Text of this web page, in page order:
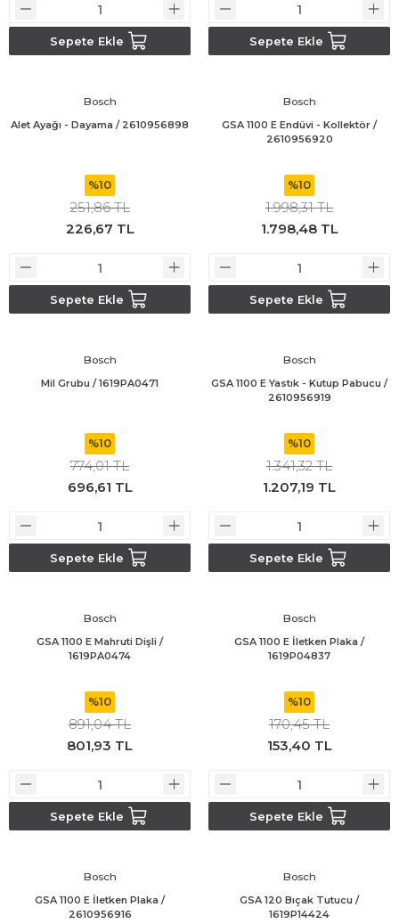
Bosch GWS 18V-15 C
Bosch PSR 18 LI-2
Bosch Uneo Maxx
Sepete Ekle Sepete Ekle
Bosch
Alet Ayağı - Dayama / 2610956898
%10
251,86 TL
226,67 TL
Sepete Ekle
Bosch
GSA 1100 E Endüvi - Kollektör /
2610956920
%10
1.998,31 TL
1.798,48 TL
Sepete Ekle
Bosch
Mil Grubu / 1619PA0471
%10
774,01 TL
696,61 TL
Sepete Ekle
Bosch
GSA 1100 E Yastık - Kutup Pabucu /
2610956919
%10
1.341,32 TL
1.207,19 TL
Sepete Ekle
Bosch
GSA 1100 E Mahruti Dişli /
1619PA0474
%10
891,04 TL
801,93 TL
Sepete Ekle
Bosch
GSA 1100 E İletken Plaka /
1619P04837
%10
170,45 TL
153,40 TL
Sepete Ekle
Bosch
GSA 1100 E İletken Plaka /
2610956916
Bosch
GSA 120 Bıçak Tutucu /
1619P14424